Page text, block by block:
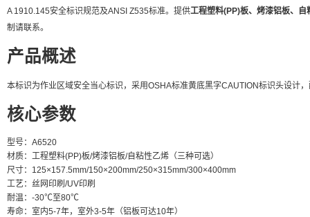
A 1910.145安全标识规范及ANSI Z535标准。提供工程塑料(PP)板、烤漆铝板、自
制请联系。
产品概述
本标识为作业区域安全当心标识，采用OSHA标准黄底黑字CAUTION标识头设计
核心参数
型号：A6520
材质：工程塑料(PP)板/烤漆铝板/自粘性乙烯（三种可选）
尺寸：125×157.5mm/150×200mm/250×315mm/300×400mm
工艺：丝网印刷/UV印刷
耐温：-30℃至80℃
寿命：室内5-7年，室外3-5年（铝板可达10年）